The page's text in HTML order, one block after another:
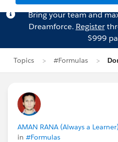
Bring your team and
Dreamforce. Register
$999
Topics #Formulas
AMAN RANA (Always a
in #Formulas